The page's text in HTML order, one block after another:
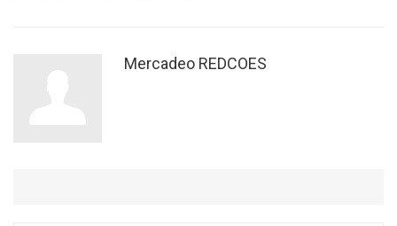
Mercadeo REDCOES